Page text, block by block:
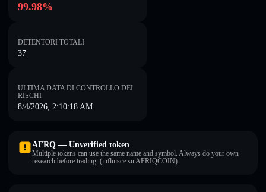
99.98%
DETENTORI TOTALI
37
ULTIMA DATA DI CONTROLLO DEI
RISCHI
8/4/2026, 2:10:18 AM
AFRQ — Unverified token
Multiple tokens can use the same name and symbol. Always do your own
research before trading. (influisce su AFRIQCOIN).